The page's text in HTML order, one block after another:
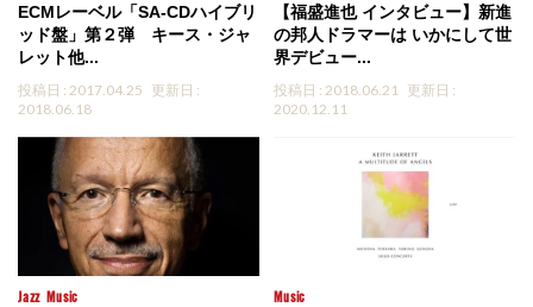
ECMレーベル「SA-CDハイブリ
ッド盤」第２弾 キース・ジャ
レット他...
投稿日 : 2017.04.25 更新日 :
2018.06.18
【福盛進也 インタビュー】新進
の邦人ドラマーは いかにして世
界デビュー...
投稿日 : 2018.06.21
更新日 :
2020.12.11
Jazz Music
Music